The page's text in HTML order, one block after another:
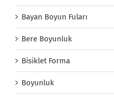
Bayan Boyun Fuları
Bere Boyunluk
Bisiklet Forma
Boyunluk